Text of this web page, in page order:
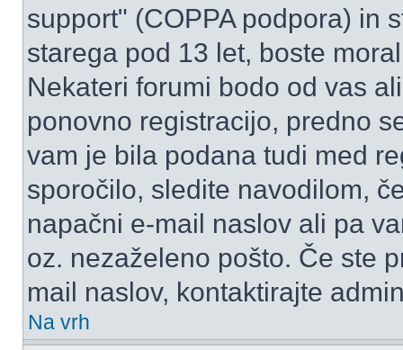
support" (COPPA podpora) in
starega pod 13 let, boste
Nekateri forumi bodo od vas
ponovno registracijo, predno
vam je bila podana tudi med
sporočilo, sledite navodilom,
napačni e-mail naslov ali pa
oz. nezaželeno pošto. Če ste
mail naslov, kontaktirajte
Na vrh